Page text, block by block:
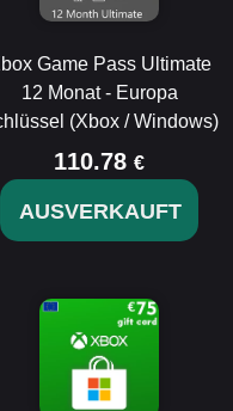
Game Pass Ultimate
12 Monat - Europa
(Xbox / Windows)
110.78 €
AUSVERKAUFT